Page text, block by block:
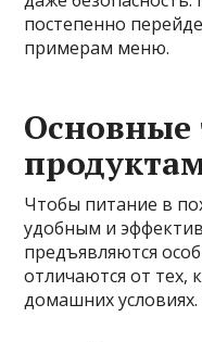
постепенно
примерам меню.
Основные
Чтобы питание в
удобным и
предъявляются
отличаются от
домашних